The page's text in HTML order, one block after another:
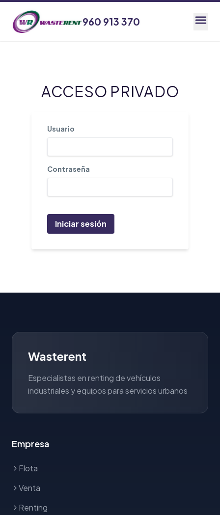
960 913 370
960 913 370
ACCESO PRIVADO
Usuario
Contraseña
Iniciar sesión
Wasterent
Especialistas en renting de vehículos
industriales y equipos para servicios urbanos
Empresa
Flota
Venta
Renting